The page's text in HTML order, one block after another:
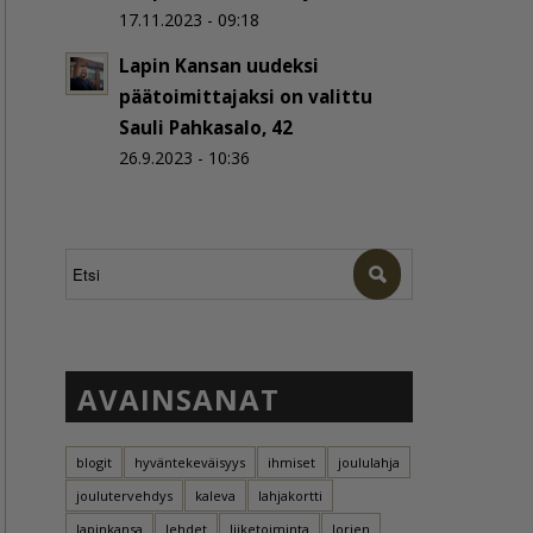
17.11.2023 - 09:18
Lapin Kansan uudeksi
päätoimittajaksi on valittu
Sauli Pahkasalo, 42
26.9.2023 - 10:36
AVAINSANAT
blogit hyväntekeväisyys ihmiset
joululahja
joulutervehdys
kaleva
lahjakortti
lapinkansa
lehdet liiketoiminta lorien